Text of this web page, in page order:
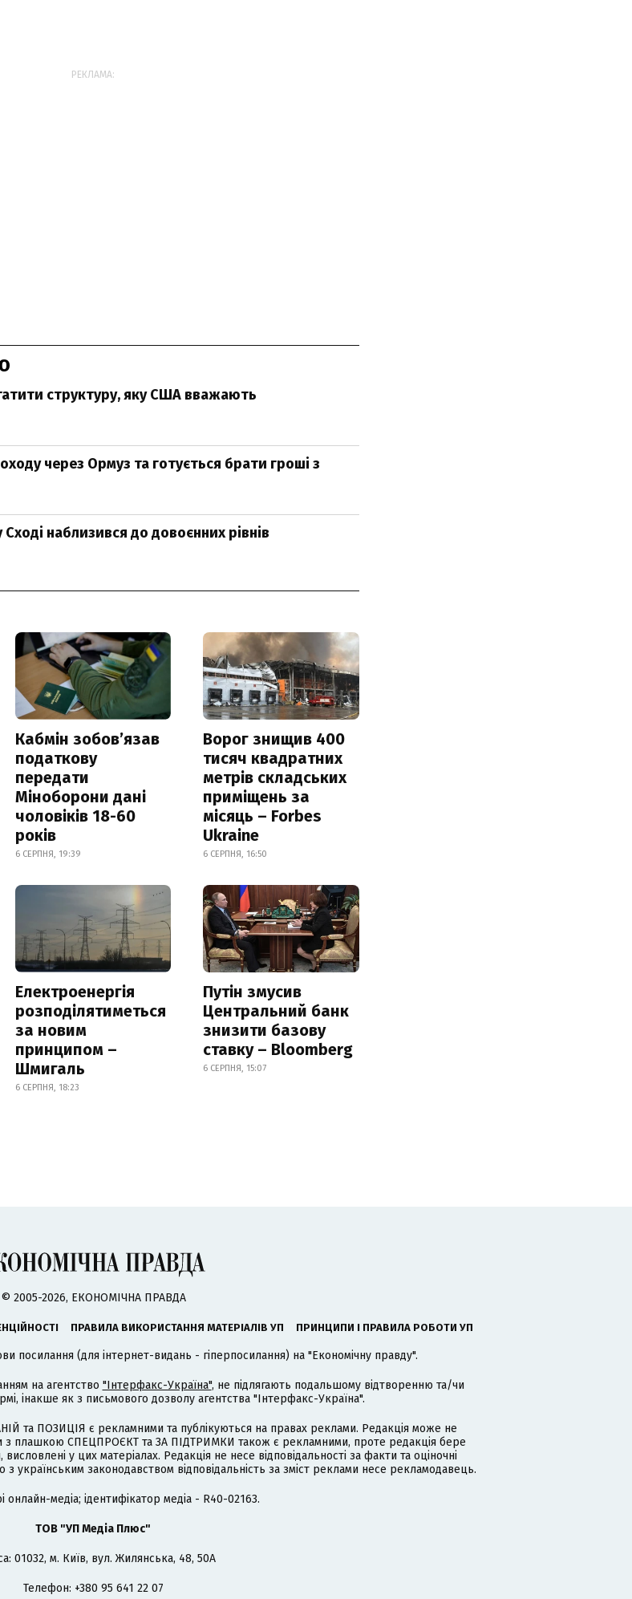
РЕКЛАМА:
структуру, яку США вважають
через Ормуз та готується брати гроші з
наблизився до довоєнних рівнів
Кабмін зобовʼязав
податкову
передати
Міноборони дані
чоловіків 18-60
років
6 СЕРПНЯ, 19:39
Ворог знищив 400
тисяч квадратних
метрів складських
приміщень за
місяць – Forbes
Ukraine
6 СЕРПНЯ, 16:50
Електроенергія
розподілятиметься
за новим
принципом –
Шмигаль
6 СЕРПНЯ, 18:23
Путін змусив
Центральний банк
знизити базову
ставку – Bloomberg
6 СЕРПНЯ, 15:07
© 2005-2026, ЕКОНОМІЧНА ПРАВДА
ПРАВИЛА ВИКОРИСТАННЯ МАТЕРІАЛІВ УП ПРИНЦИПИ І ПРАВИЛА РОБОТИ УП
посилання (для інтернет-видань - гіперпосилання) на "Економічну правду".
на агентство "Інтерфакс-Україна", не підлягають подальшому відтворенню та/чи
інакше як з письмового дозволу агентства "Інтерфакс-Україна".
та ПОЗИЦІЯ є рекламними та публікуються на правах реклами. Редакція може не
з плашкою СПЕЦПРОЄКТ та ЗА ПІДТРИМКИ також є рекламними, проте редакція бере
у цих матеріалах. Редакція не несе відповідальності за факти та оціночні
українським законодавством відповідальність за зміст реклами несе рекламодавець.
онлайн-медіа; ідентифікатор медіа - R40-02163.
ТОВ "УП Медіа Плюс"
01032, м. Київ, вул. Жилянська, 48, 50А
Телефон: +380 95 641 22 07